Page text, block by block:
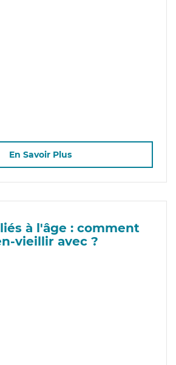
En Savoir Plus
à l'âge : comment
vieillir avec ?